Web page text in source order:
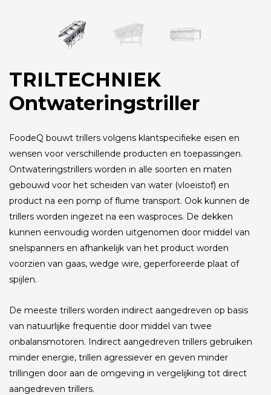
TRILTECHNIEK
Ontwateringstriller
FoodeQ bouwt trillers volgens klantspecifieke eisen en
wensen voor verschillende producten en toepassingen.
Ontwateringstrillers worden in alle soorten en maten
gebouwd voor het scheiden van water (vloeistof) en
product na een pomp of flume transport. Ook kunnen de
trillers worden ingezet na een wasproces. De dekken
kunnen eenvoudig worden uitgenomen door middel van
snelspanners en afhankelijk van het product worden
voorzien van gaas, wedge wire, geperforeerde plaat of
spijlen.
De meeste trillers worden indirect aangedreven op basis
van natuurlijke frequentie door middel van twee
onbalansmotoren. Indirect aangedreven trillers gebruiken
minder energie, trillen agressiever en geven minder
trillingen door aan de omgeving in vergelijking tot direct
aangedreven trillers.